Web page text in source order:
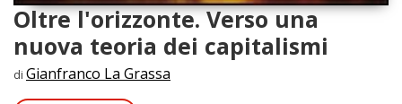
Oltre l'orizzonte. Verso una
nuova teoria dei capitalismi
di Gianfranco La Grassa